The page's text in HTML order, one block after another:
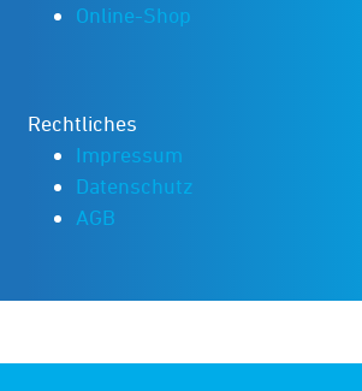
Online-Shop
Rechtliches
Impressum
Datenschutz
AGB